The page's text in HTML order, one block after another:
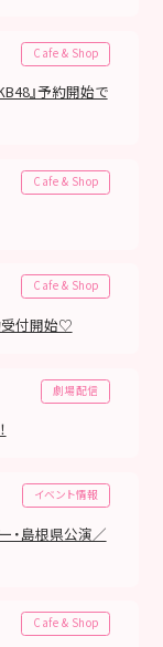
Cafe & Shop
』予約開始で
Cafe & Shop
Cafe & Shop
受付開始♡
劇場配信
イベント情報
・島根県公演／
Cafe & Shop